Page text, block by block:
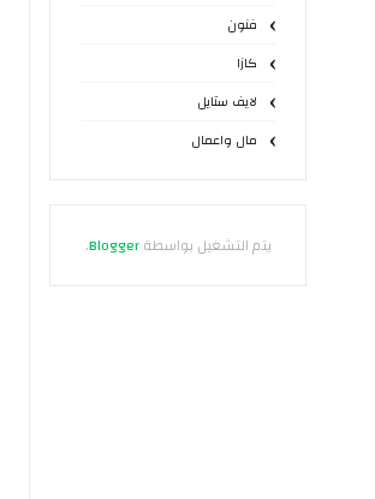
فنون
كازا
لايف ستايل
مال واعمال
يتم التشغيل بواسطةBlogger
.